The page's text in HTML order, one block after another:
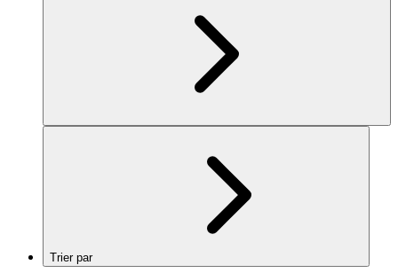
Trier par